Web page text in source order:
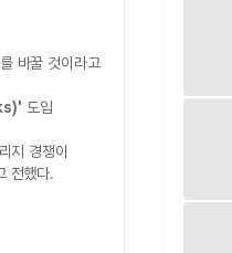
바꿀 것이라고
도입
지 경쟁이
전했다.